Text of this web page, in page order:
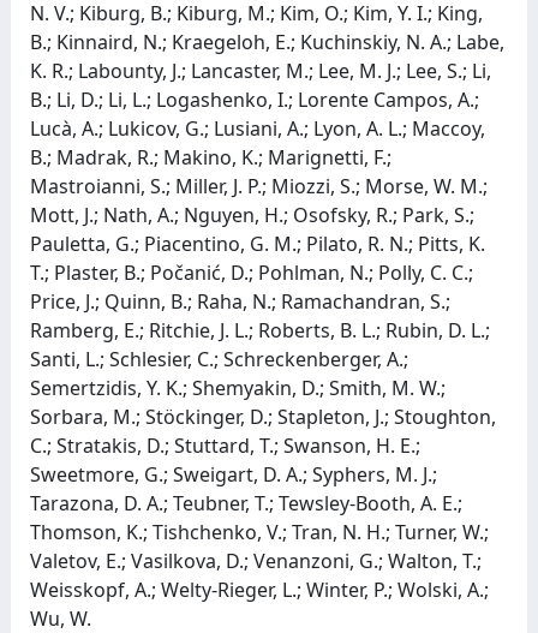
N. V.; Kiburg, B.; Kiburg, M.; Kim, O.; Kim, Y. I.; King,
B.; Kinnaird, N.; Kraegeloh, E.; Kuchinskiy, N. A.; Labe,
K. R.; Labounty, J.; Lancaster, M.; Lee, M. J.; Lee, S.; Li,
B.; Li, D.; Li, L.; Logashenko, I.; Lorente Campos, A.;
Lucà, A.; Lukicov, G.; Lusiani, A.; Lyon, A. L.; Maccoy,
B.; Madrak, R.; Makino, K.; Marignetti, F.;
Mastroianni, S.; Miller, J. P.; Miozzi, S.; Morse, W. M.;
Mott, J.; Nath, A.; Nguyen, H.; Osofsky, R.; Park, S.;
Pauletta, G.; Piacentino, G. M.; Pilato, R. N.; Pitts, K.
T.; Plaster, B.; Počanić, D.; Pohlman, N.; Polly, C. C.;
Price, J.; Quinn, B.; Raha, N.; Ramachandran, S.;
Ramberg, E.; Ritchie, J. L.; Roberts, B. L.; Rubin, D. L.;
Santi, L.; Schlesier, C.; Schreckenberger, A.;
Semertzidis, Y. K.; Shemyakin, D.; Smith, M. W.;
Sorbara, M.; Stöckinger, D.; Stapleton, J.; Stoughton,
C.; Stratakis, D.; Stuttard, T.; Swanson, H. E.;
Sweetmore, G.; Sweigart, D. A.; Syphers, M. J.;
Tarazona, D. A.; Teubner, T.; Tewsley-Booth, A. E.;
Thomson, K.; Tishchenko, V.; Tran, N. H.; Turner, W.;
Valetov, E.; Vasilkova, D.; Venanzoni, G.; Walton, T.;
Weisskopf, A.; Welty-Rieger, L.; Winter, P.; Wolski, A.;
Wu, W.